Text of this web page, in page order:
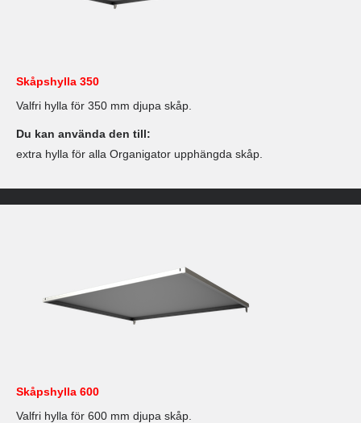
Skåpshylla 350
Valfri hylla för 350 mm djupa skåp.
Du kan använda den till:
extra hylla för alla Organigator upphängda skåp.
Skåpshylla 600
Valfri hylla för 600 mm djupa skåp.